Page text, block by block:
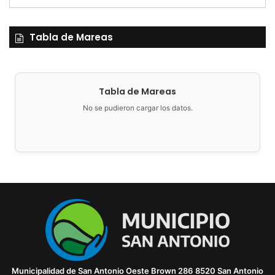
afecta ambientalmente al territorio.
Se darán además dos talleres: uno destinado a jóvenes y
sobre la temática y conocer la percepción local de la
Tabla de Mareas
Tabla de Mareas
No se pudieron cargar los datos.
Municipalidad de San Antonio Oeste Brown 286 8520 San Antonio